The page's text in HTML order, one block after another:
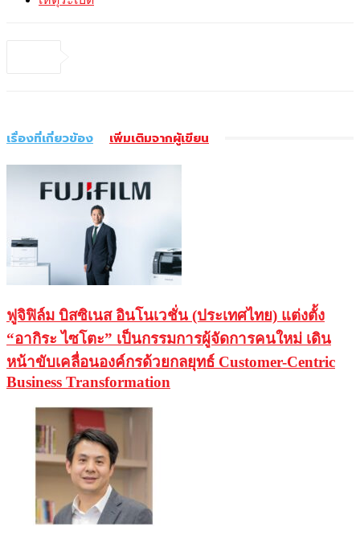
เรื่องที่เกี่ยวข้อง เพิ่มเติมจากผู้เขียน
ฟูจิฟิล์ม บิสซิเนส อินโนเวชั่น (ประเทศไทย) แต่งตั้ง
“อากิระ ไซโตะ” เป็นกรรมการผู้จัดการคนใหม่ เดิน
หน้าขับเคลื่อนองค์กรด้วยกลยุทธ์ Customer-Centric
Business Transformation